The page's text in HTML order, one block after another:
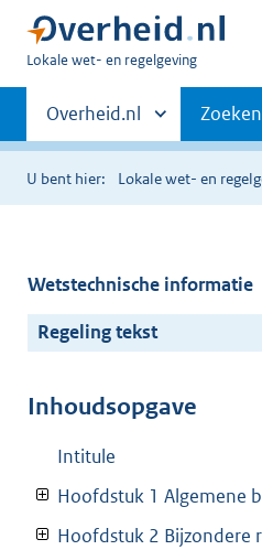
U
hier:
Lokale wet- en regelgeving
Primaire
navigatie
Andere
sites
binnen
Overheid.nl Zoeken
U bent hier: Lokale wet- en
Wetstechnische informatie
Regeling tekst
Inhoudsopgave
Intitule
Hoofdstuk 1 Algemene
Hoofdstuk 2 Bijzondere